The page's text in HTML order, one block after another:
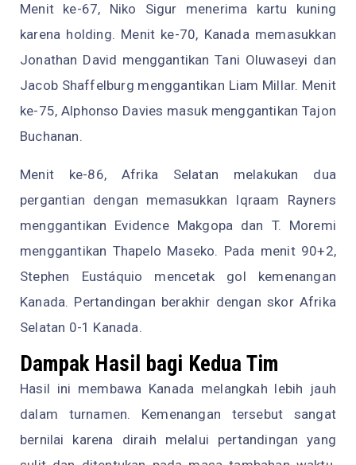
Menit ke-67, Niko Sigur menerima kartu kuning
karena holding. Menit ke-70, Kanada memasukkan
Jonathan David menggantikan Tani Oluwaseyi dan
Jacob Shaffelburg menggantikan Liam Millar. Menit
ke-75, Alphonso Davies masuk menggantikan Tajon
Buchanan.
Menit ke-86, Afrika Selatan melakukan dua
pergantian dengan memasukkan Iqraam Rayners
menggantikan Evidence Makgopa dan T. Moremi
menggantikan Thapelo Maseko. Pada menit 90+2,
Stephen Eustáquio mencetak gol kemenangan
Kanada. Pertandingan berakhir dengan skor Afrika
Selatan 0-1 Kanada.
Dampak Hasil bagi Kedua Tim
Hasil ini membawa Kanada melangkah lebih jauh
dalam turnamen. Kemenangan tersebut sangat
bernilai karena diraih melalui pertandingan yang